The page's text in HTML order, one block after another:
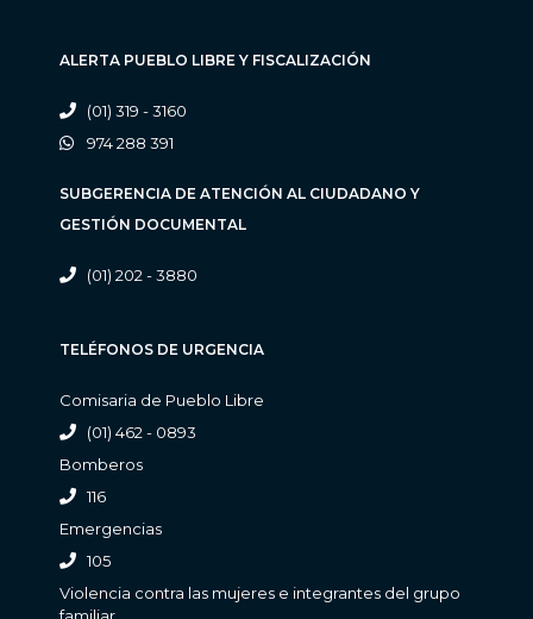
ALERTA PUEBLO LIBRE Y FISCALIZACIÓN
(01) 319 - 3160
974 288 391
SUBGERENCIA DE ATENCIÓN AL CIUDADANO Y
GESTIÓN DOCUMENTAL
(01) 202 - 3880
TELÉFONOS DE URGENCIA
Comisaria de Pueblo Libre
(01) 462 - 0893
Bomberos
116
Emergencias
105
Violencia contra las mujeres e integrantes del grupo
familiar